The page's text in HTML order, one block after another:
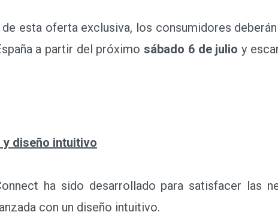
esta oferta exclusiva, los consumidores
a partir del próximosábado 6 de julio y
diseño intuitivo
ha sido desarrollado para satisfacer las
con un diseño intuitivo.